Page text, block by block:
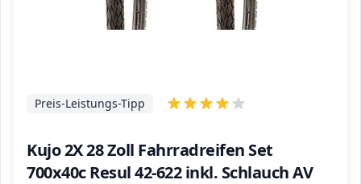
Kujo 2X 28 Zoll Fahrradreifen Set
700x40c Resul 42-622 inkl. Schlauch AV
Preis-Leistungs-Tipp